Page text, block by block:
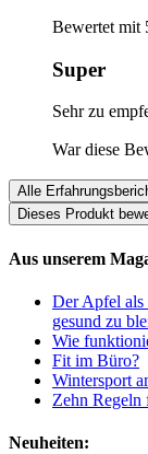
Bewertet mit
Super
Sehr zu
War diese
Alle
Dieses Produkt
Aus unserem
Der Apfel als
gesund zu
Wie
Fit im Büro?
Wintersport
Zehn Regeln
Neuheiten: